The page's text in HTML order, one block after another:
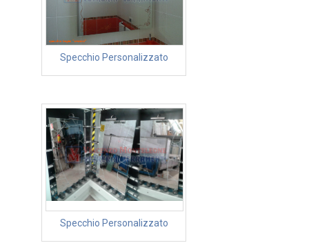
Specchio Personalizzato
Specchio Personalizzato